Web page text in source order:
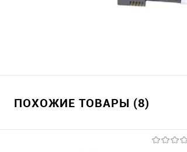
ПОХОЖИЕ ТОВАРЫ (8)